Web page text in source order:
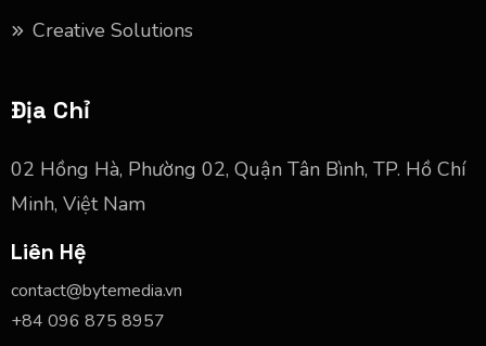
Creative Solutions
Địa Chỉ
02 Hồng Hà, Phường 02, Quận Tân Bình, TP. Hồ Chí
Minh, Việt Nam
Liên Hệ
contact@bytemedia.vn
+84 096 875 8957